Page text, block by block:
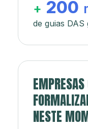
+ 200
de guias
EMPRESAS
NESTE